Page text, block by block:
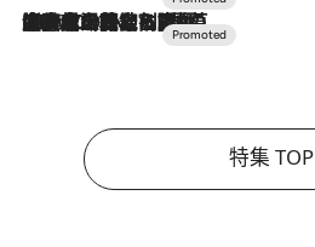
2026.7.10
NEW OPEN！【界 草津】名湯の地に誕生。趣の異なる2種の温泉と上州ならではの会席・蕎麦割烹など美食を味わう究極の癒やし旅
特集 TOP